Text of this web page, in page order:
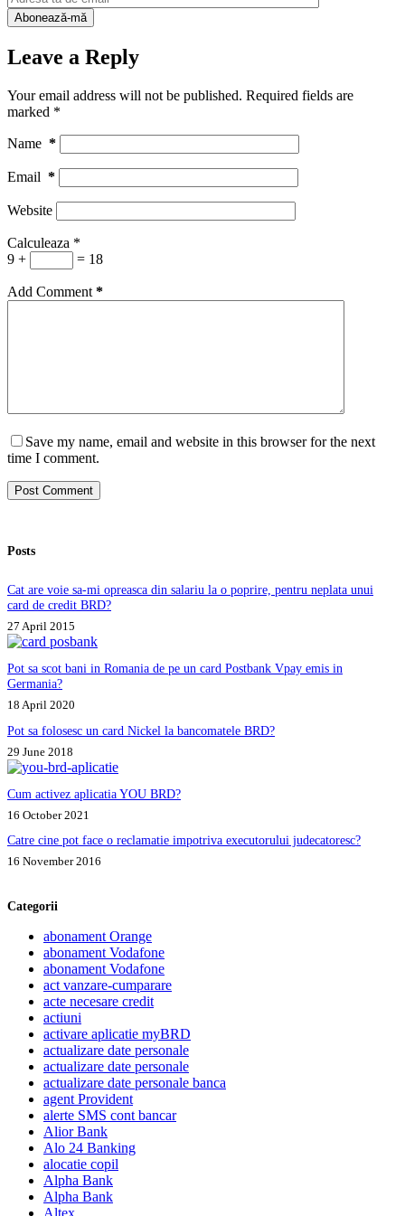
Leave a Reply
Your email address will not be published. Required fields are
marked *
Name *
Email *
Website
Calculeaza *
9 +
= 18
Add Comment *
Save my name, email and website in this browser for the next
time I comment.
Post Comment
Posts
Cat are voie sa-mi opreasca din salariu la o poprire, pentru neplata unui
card de credit BRD?
27 April 2015
Pot sa scot bani in Romania de pe un card Postbank Vpay emis in
Germania?
18 April 2020
Pot sa folosesc un card Nickel la bancomatele BRD?
29 June 2018
Cum activez aplicatia YOU BRD?
16 October 2021
Catre cine pot face o reclamatie impotriva executorului judecatoresc?
16 November 2016
Categorii
abonament Orange
abonament Vodafone
abonament Vodafone
act vanzare-cumparare
acte necesare credit
actiuni
activare aplicatie myBRD
actualizare date personale
actualizare date personale
actualizare date personale banca
agent Provident
alerte SMS cont bancar
Alior Bank
Alo 24 Banking
alocatie copil
Alpha Bank
Alpha Bank
Altex